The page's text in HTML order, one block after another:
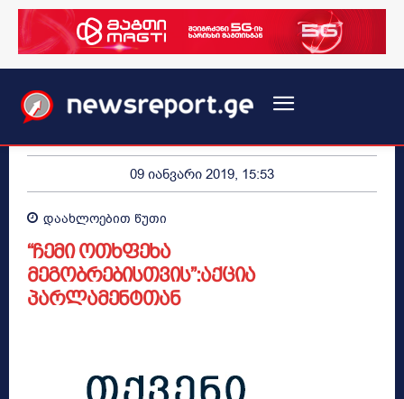
09 იანვარი 2019, 15:53
დაახლოებით წუთი
“ჩემი ოთხფეხა
მეგობრებისთვის”:აქცია
პარლამენტთან